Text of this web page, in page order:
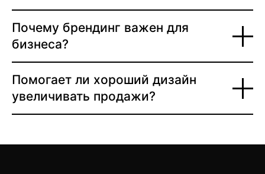
Почему брендинг важен для
бизнеса?
Помогает ли хороший дизайн
увеличивать продажи?